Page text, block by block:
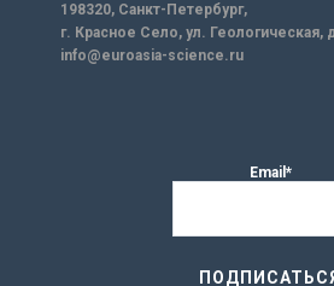
198320, Санкт-Петербург,
г. Красное Село, ул.
info@euroasia-science.ru
Email*